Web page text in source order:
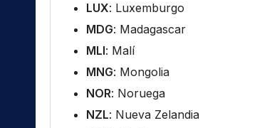
LUX: Luxemburgo
MDG: Madagascar
MLI: Malí
MNG: Mongolia
NOR: Noruega
NZL: Nueva Zelandia